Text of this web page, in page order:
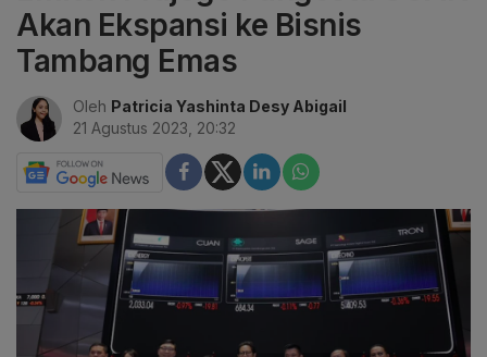
Akan Ekspansi ke Bisnis
Tambang Emas
Oleh Patricia Yashinta Desy Abigail
21 Agustus 2023, 20:32